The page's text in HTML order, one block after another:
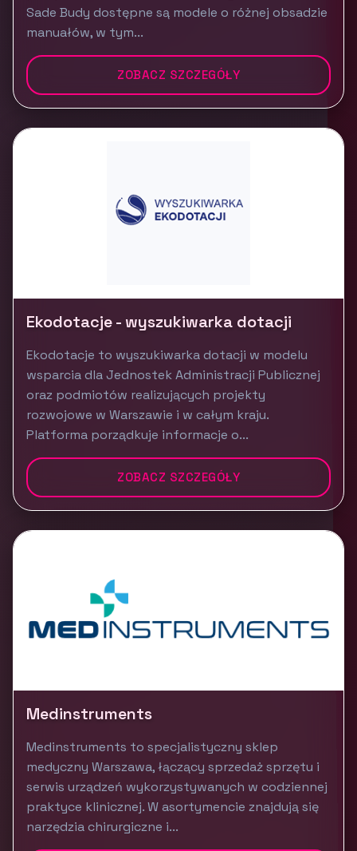
Sade Budy dostępne są modele o różnej obsadzie
manuałów, w tym...
ZOBACZ SZCZEGÓŁY
Ekodotacje - wyszukiwarka dotacji
Ekodotacje to wyszukiwarka dotacji w modelu
wsparcia dla Jednostek Administracji Publicznej
oraz podmiotów realizujących projekty
rozwojowe w Warszawie i w całym kraju.
Platforma porządkuje informacje o...
ZOBACZ SZCZEGÓŁY
Medinstruments
Medinstruments to specjalistyczny sklep
medyczny Warszawa, łączący sprzedaż sprzętu i
serwis urządzeń wykorzystywanych w codziennej
praktyce klinicznej. W asortymencie znajdują się
narzędzia chirurgiczne i...